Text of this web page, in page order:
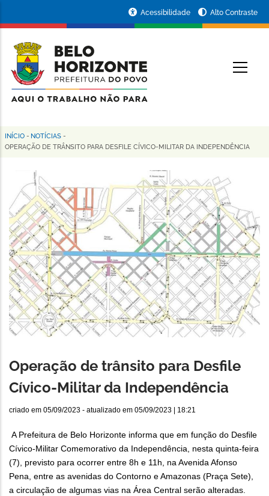
conteúdo
principal
da
Prefeitura
de
Horizonte
Acessibilidade Alto Contraste
Trilha
navegação
INÍCIO - NOTÍCIAS -
OPERAÇÃO DE TRÂNSITO PARA DESFILE CÍVICO-MILITAR DA INDEPENDÊNCIA
Operação de trânsito para Desfile
Cívico-Militar da Independência
criado em 05/09/2023 - atualizado em 05/09/2023 | 18:21
A Prefeitura de Belo Horizonte informa que em função do Desfile
Cívico-Militar Comemorativo da Independência, nesta quinta-feira
(7), previsto para ocorrer entre 8h e 11h, na Avenida Afonso
Pena, entre as avenidas do Contorno e Amazonas (Praça Sete),
a circulação de algumas vias na Área Central serão alteradas.